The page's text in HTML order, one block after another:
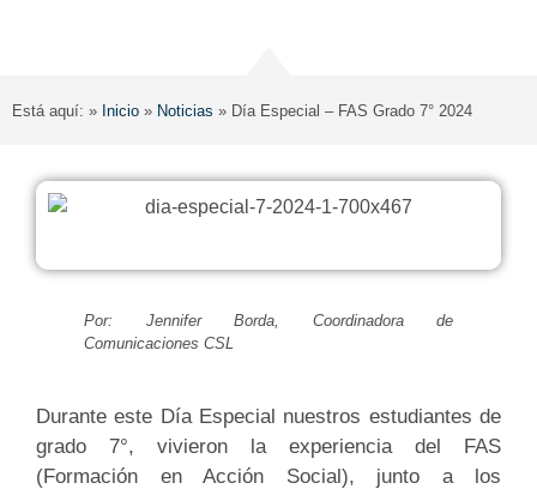
Está aquí: » Inicio » Noticias » Día Especial – FAS Grado 7° 2024
Por: Jennifer Borda, Coordinadora de
Comunicaciones CSL
Durante este Día Especial nuestros estudiantes de
grado 7°, vivieron la experiencia del FAS
(Formación en Acción Social), junto a los